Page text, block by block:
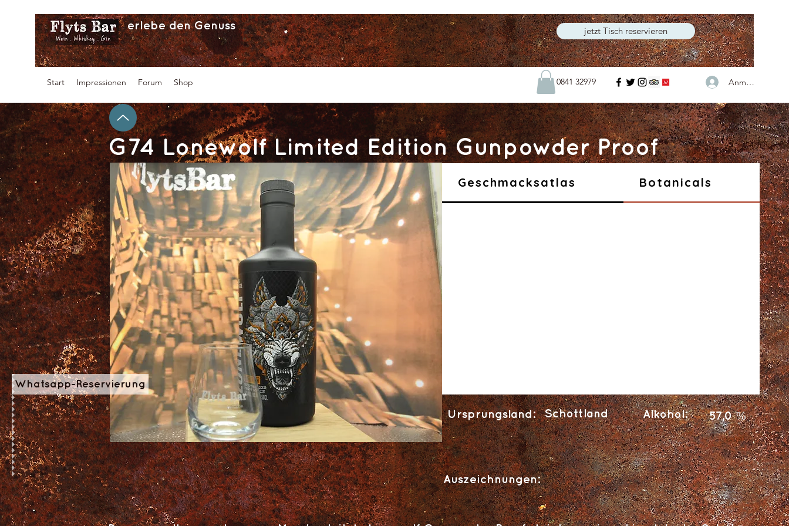
erlebe den Genuss jetzt Tisch reservieren
Start Impressionen Forum Shop 0841 32979 Anmelden
Whatsapp-Reservierung
G74 Lonewolf Limited Edition Gunpowder Proof
Geschmacksatlas Botanicals
Ursprungsland: Schottland Alkohol: 57,0 %
Auszeichnungen: